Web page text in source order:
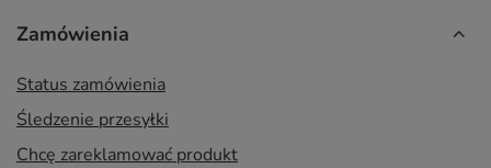
Zamówienia
Status zamówienia
Śledzenie przesyłki
Chcę zareklamować produkt